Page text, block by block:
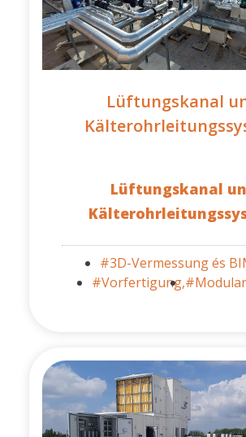
Lüftungskanal
Lüftungskanal
#3D-Vermessung és
#Vorfertigung,